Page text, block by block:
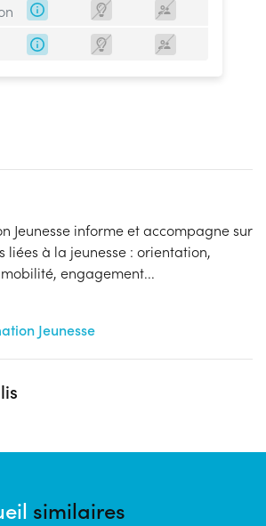
Jeunesse informe et accompagne sur
liées à la jeunesse : orientation,
engagement...
Jeunesse
similaires